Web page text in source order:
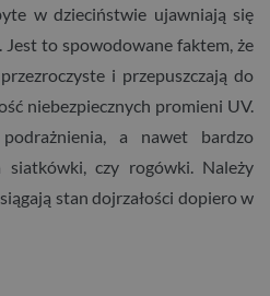
w dzieciństwie ujawniają się
to spowodowane faktem, że
i przepuszczają do
niebezpiecznych promieni UV.
a nawet bardzo
siatkówki, czy rogówki. Należy
stan dojrzałości dopiero w